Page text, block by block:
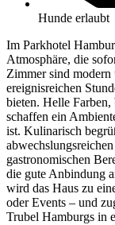
Hunde erlaubt
Im Parkhotel
Atmosphäre, die
Zimmer sind modern
ereignisreichen
bieten. Helle Farben,
schaffen ein
ist. Kulinarisch
gastronomischen
die gute Anbindung
wird das Haus zu
oder Events – und
Trubel Hamburgs in